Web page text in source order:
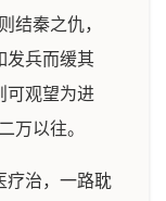
结秦之仇，
发兵而缓其
可观望为进
万以往。
疗治，一路耽